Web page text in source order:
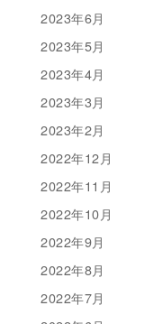
2023年6月
2023年5月
2023年4月
2023年3月
2023年2月
2022年12月
2022年11月
2022年10月
2022年9月
2022年8月
2022年7月